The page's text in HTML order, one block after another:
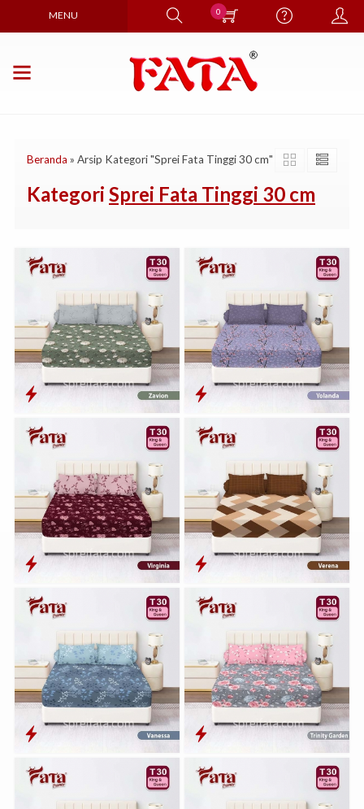
MENU 0
Beranda » Arsip Kategori "Sprei Fata Tinggi 30 cm"
Kategori Sprei Fata Tinggi 30 cm